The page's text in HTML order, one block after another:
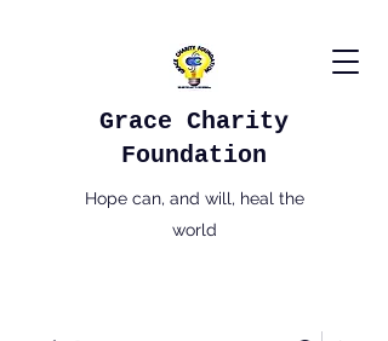
Grace Charity
Foundation
Hope can, and will, heal the
world